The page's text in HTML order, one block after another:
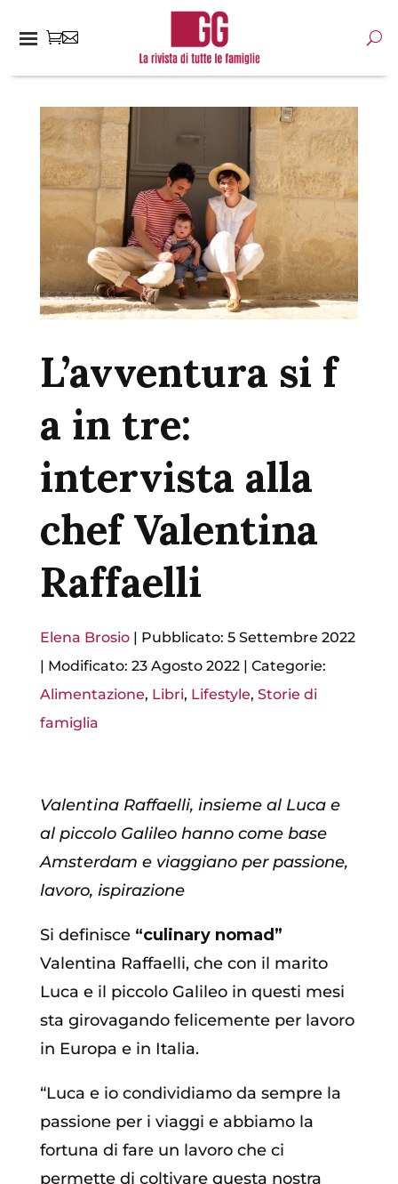
L’avventura si f
a in tre:
intervista alla
chef Valentina
Raffaelli
Elena Brosio| Pubblicato: 5 Settembre 2022
| Modificato: 23 Agosto 2022| Categorie:
Alimentazione, Libri, Lifestyle, Storie di
famiglia
Valentina Raffaelli, insieme al Luca e
al piccolo Galileo hanno come base
Amsterdam e viaggiano per passione,
lavoro, ispirazione
Si definisce “culinary nomad”
Valentina Raffaelli, che con il marito
Luca e il piccolo Galileo in questi mesi
sta girovagando felicemente per lavoro
in Europa e in Italia.
“Luca e io condividiamo da sempre la
passione per i viaggi e abbiamo la
fortuna di fare un lavoro che ci
permette di coltivare questa nostra